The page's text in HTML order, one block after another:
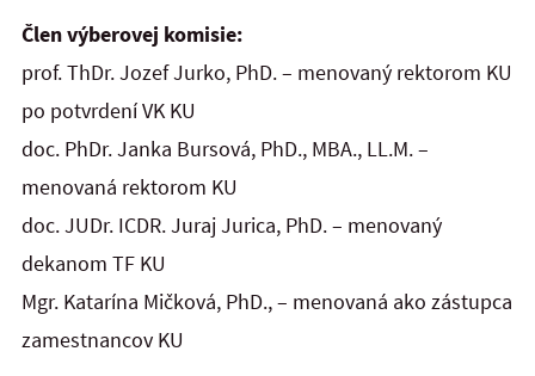
Člen výberovej komisie:
prof. ThDr. Jozef Jurko, PhD. – menovaný rektorom KU
po potvrdení VK KU
doc. PhDr. Janka Bursová, PhD., MBA., LL.M. –
menovaná rektorom KU
doc. JUDr. ICDR. Juraj Jurica, PhD. – menovaný
dekanom TF KU
Mgr. Katarína Mičková, PhD., – menovaná ako zástupca
zamestnancov KU